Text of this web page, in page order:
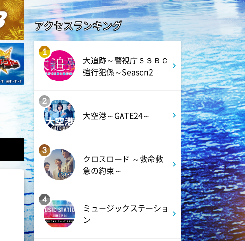
アクセスランキング
1
大追跡～警視庁ＳＳＢＣ
強行犯係～Season2
2
大空港～GATE24～
3
クロスロード ～救命救
急の約束～
4
ミュージックステーショ
ン